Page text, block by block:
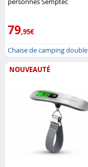
79,95€
Chaise de camping double
NOUVEAUTÉ